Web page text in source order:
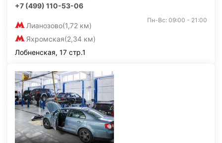
+7 (499) 110-53-06
Лианозово(1,72 км)
Яхромская(2,34 км)
Пн-Вс: 09:00 - 21:00
Лобненская, 17 стр.1